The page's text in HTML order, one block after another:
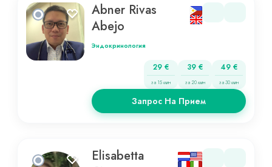
Abner Rivas
Abejo
Эндокринология
29 €
за 15 мин
39 €
за 20 мин
49 €
за 30 мин
Запрос На Прием
Elisabetta